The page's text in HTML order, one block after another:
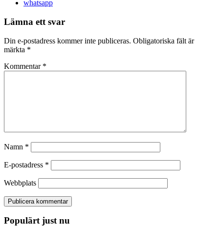
whatsapp
Lämna ett svar
Din e-postadress kommer inte publiceras. Obligatoriska fält är
märkta *
Kommentar *
Namn *
E-postadress *
Webbplats
Populärt just nu